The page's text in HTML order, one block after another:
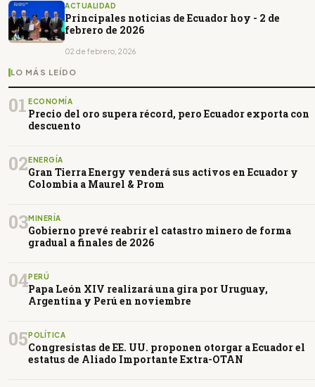
ACTUALIDAD
Principales noticias de Ecuador hoy - 2 de
febrero de 2026
02 de febrero, 2026
LO MÁS LEÍDO
01 ECONOMÍA
Precio del oro supera récord, pero Ecuador exporta con
descuento
02ENERGÍA
Gran Tierra Energy venderá sus activos en Ecuador y
Colombia a Maurel & Prom
03MINERÍA
Gobierno prevé reabrir el catastro minero de forma
gradual a finales de 2026
04PERÚ
Papa León XIV realizará una gira por Uruguay,
Argentina y Perú en noviembre
05POLÍTICA
Congresistas de EE. UU. proponen otorgar a Ecuador el
estatus de Aliado Importante Extra-OTAN